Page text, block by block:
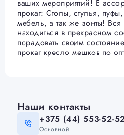
ваших мероприятий! В
прокат: Столы, стулья,
мебель, а так же зонты!
находиться в прекрасном
порадовать своим
прокат кресло мешков по
Наши контакты
+375 (44) 553-52-52
Основной